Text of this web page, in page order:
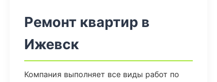
Ремонт квартир в
Ижевск
Компания выполняет все виды работ по